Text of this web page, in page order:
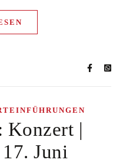
Konzert |
Juni